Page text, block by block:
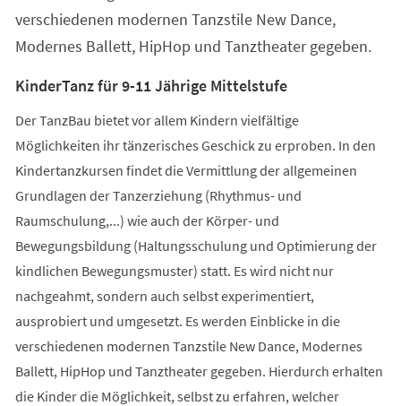
verschiedenen modernen Tanzstile New Dance,
Modernes Ballett, HipHop und Tanztheater gegeben.
KinderTanz für 9-11 Jährige Mittelstufe
Der TanzBau bietet vor allem Kindern vielfältige
Möglichkeiten ihr tänzerisches Geschick zu erproben. In den
Kindertanzkursen findet die Vermittlung der allgemeinen
Grundlagen der Tanzerziehung (Rhythmus- und
Raumschulung,...) wie auch der Körper- und
Bewegungsbildung (Haltungsschulung und Optimierung der
kindlichen Bewegungsmuster) statt. Es wird nicht nur
nachgeahmt, sondern auch selbst experimentiert,
ausprobiert und umgesetzt. Es werden Einblicke in die
verschiedenen modernen Tanzstile New Dance, Modernes
Ballett, HipHop und Tanztheater gegeben. Hierdurch erhalten
die Kinder die Möglichkeit, selbst zu erfahren, welcher